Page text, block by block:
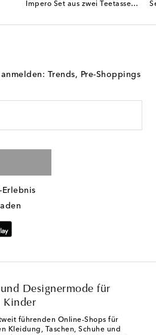
Impero Set aus zwei Teetassen und Untertassen
Trends, Pre-Shoppings
Designermode für
Kinder
führenden Online-Shops für
Kleidung, Taschen, Schuhe und